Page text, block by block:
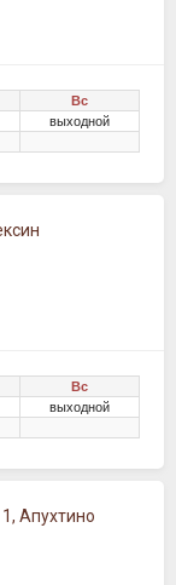
Вс
выходной
Вс
выходной
Апухтино